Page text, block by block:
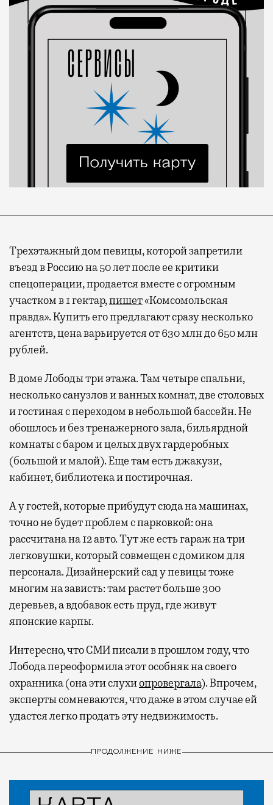
Трехэтажный дом певицы, которой запретили
въезд в Россию на 50 лет после ее критики
спецоперации, продается вместе с огромным
участком в 1 гектар,пишет«Комсомольская
правда». Купить его предлагают сразу несколько
агентств, цена варьируется от 630 млн до 650 млн
рублей.
В доме Лободы три этажа. Там четыре спальни,
несколько санузлов и ванных комнат, две столовых
и гостиная с переходом в небольшой бассейн. Не
обошлось и без тренажерного зала, бильярдной
комнаты с баром и целых двух гардеробных
(большой и малой). Еще там есть джакузи,
кабинет, библиотека и постирочная.
А у гостей, которые прибудут сюда на машинах,
точно не будет проблем с парковкой: она
рассчитана на 12 авто. Тут же есть гараж на три
легковушки, который совмещен с домиком для
персонала. Дизайнерский сад у певицы тоже
многим на зависть: там растет больше 300
деревьев, а вдобавок есть пруд, где живут
японские карпы.
Интересно, что СМИ писали в прошлом году, что
Лобода переоформила этот особняк на своего
охранника (она эти слухиопровергала). Впрочем,
эксперты сомневаются, что даже в этом случае ей
удастся легко продать эту недвижимость.
ПРОДОЛЖЕНИЕ НИЖЕ